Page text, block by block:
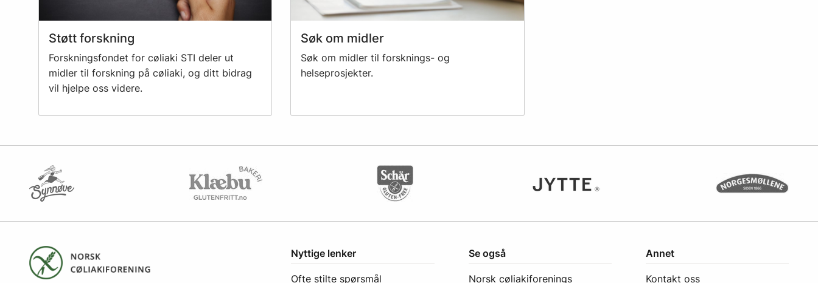
Støtt forskning
Forskningsfondet for cøliaki STI deler ut
midler til forskning på cøliaki, og ditt bidrag
vil hjelpe oss videre.
Søk om midler
Søk om midler til forsknings- og
helseprosjekter.
Nyttige lenker
Ofte stilte spørsmål
Se også
Norsk cøliakiforenings
Annet
Kontakt oss